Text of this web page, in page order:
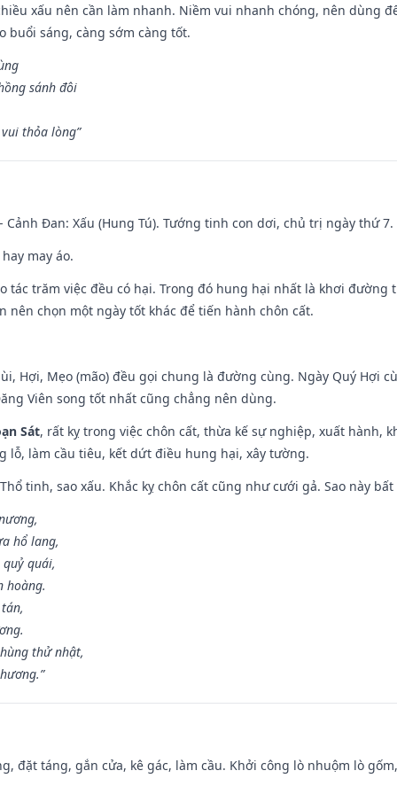
xấu nên cần làm nhanh. Niềm vui nhanh chóng, nên dùng
buổi sáng, càng sớm càng tốt.
sánh đôi
thỏa lòng”
Cảnh Đan: Xấu (Hung Tú). Tướng tinh con dơi, chủ trị ngày thứ 7.
may áo.
tác trăm việc đều có hại. Trong đó hung hại nhất là khơi đường
nên chọn một ngày tốt khác để tiến hành chôn cất.
Hợi, Mẹo (mão) đều gọi chung là đường cùng. Ngày Quý Hợi
Viên song tốt nhất cũng chẳng nên dùng.
Sát, rất kỵ trong việc chôn cất, thừa kế sự nghiệp, xuất hành,
lỗ, làm cầu tiêu, kết dứt điều hung hại, xây tường.
tinh, sao xấu. Khắc kỵ chôn cất cũng như cưới gả. Sao này
hổ lang,
quái,
hoàng.
thử nhật,
đặt táng, gắn cửa, kê gác, làm cầu. Khởi công lò nhuộm lò